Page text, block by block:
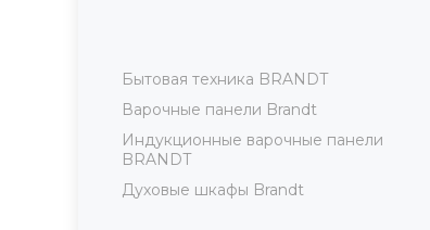
Бытовая техника BRANDT
Варочные панели Brandt
Индукционные варочные панели
BRANDT
Духовые шкафы Brandt